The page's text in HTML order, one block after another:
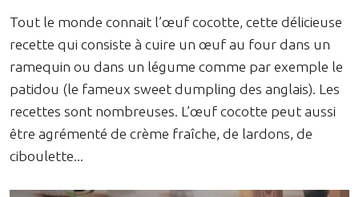
Tout le monde connait l’œuf cocotte, cette délicieuse
recette qui consiste à cuire un œuf au four dans un
ramequin ou dans un légume comme par exemple le
patidou (le fameux sweet dumpling des anglais). Les
recettes sont nombreuses. L’œuf cocotte peut aussi
être agrémenté de crème fraîche, de lardons, de
ciboulette...